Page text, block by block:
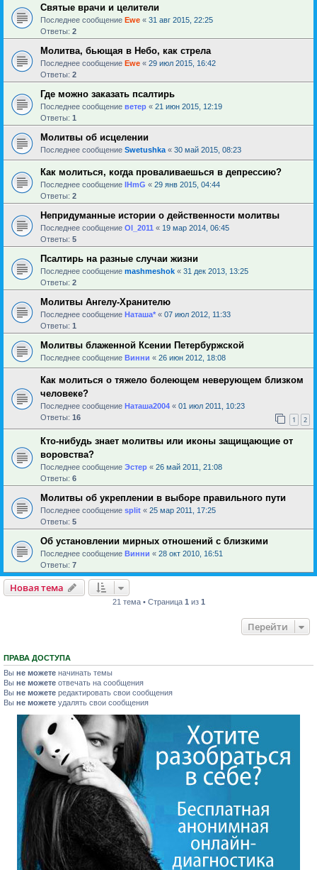
Святые врачи и целители
Последнее сообщение Ewe « 31 авг 2015, 22:25
Ответы: 2
Молитва, бьющая в Небо, как стрела
Последнее сообщение Ewe « 29 июл 2015, 16:42
Ответы: 2
Где можно заказать псалтирь
Последнее сообщение ветер « 21 июн 2015, 12:19
Ответы: 1
Молитвы об исцелении
Последнее сообщение Swetushka « 30 май 2015, 08:23
Как молиться, когда проваливаешься в депрессию?
Последнее сообщение IHmG « 29 янв 2015, 04:44
Ответы: 2
Непридуманные истории о действенности молитвы
Последнее сообщение Ol_2011 « 19 мар 2014, 06:45
Ответы: 5
Псалтирь на разные случаи жизни
Последнее сообщение mashmeshok « 31 дек 2013, 13:25
Ответы: 2
Молитвы Ангелу-Хранителю
Последнее сообщение Наташа* « 07 июл 2012, 11:33
Ответы: 1
Молитвы блаженной Ксении Петербуржской
Последнее сообщение Винни « 26 июн 2012, 18:08
Как молиться о тяжело болеющем неверующем близком
человеке?
Последнее сообщение Наташа2004 « 01 июл 2011, 10:23
Ответы: 16 1 2
Кто-нибудь знает молитвы или иконы защищающие от
воровства?
Последнее сообщение Эстер « 26 май 2011, 21:08
Ответы: 6
Молитвы об укреплении в выборе правильного пути
Последнее сообщение sрlit « 25 мар 2011, 17:25
Ответы: 5
Об установлении мирных отношений с близкими
Последнее сообщение Винни « 28 окт 2010, 16:51
Ответы: 7
Новая тема
21 тема • Страница 1 из 1
Перейти
ПРАВА ДОСТУПА
Вы не можете начинать темы
Вы не можете отвечать на сообщения
Вы не можете редактировать свои сообщения
Вы не можете удалять свои сообщения